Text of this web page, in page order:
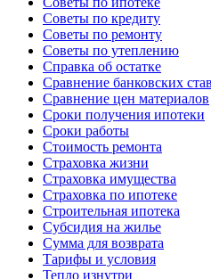
Советы по кредиту
Советы по ремонту
Советы по утеплению
Справка об остатке
Сравнение банковских
Сравнение цен материалов
Сроки получения ипотеки
Сроки работы
Стоимость ремонта
Страховка жизни
Страховка имущества
Страховка по ипотеке
Строительная ипотека
Субсидия на жилье
Сумма для возврата
Тарифы и условия
Тепло изнутри